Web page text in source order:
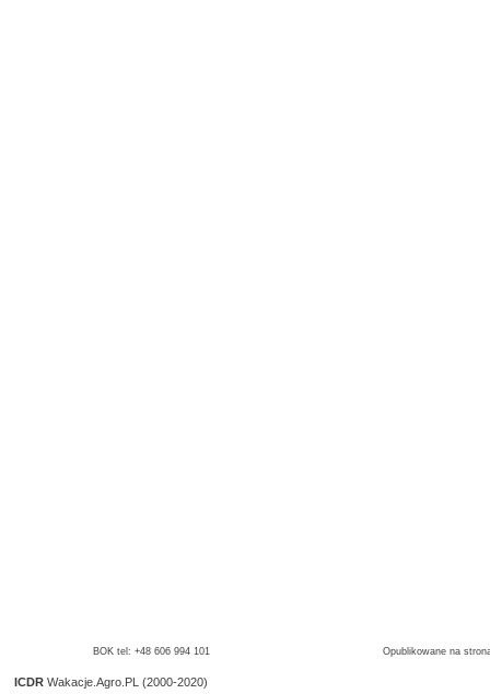
BOK tel: +48 606 994 101 Opublikowane na
ICDRWakacje.Agro.PL (2000-2020)